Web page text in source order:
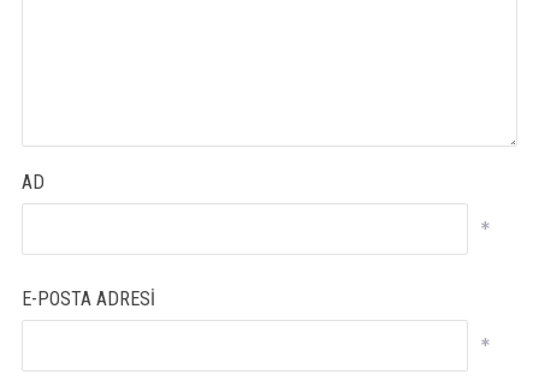
AD
*
E-POSTA ADRESI
*